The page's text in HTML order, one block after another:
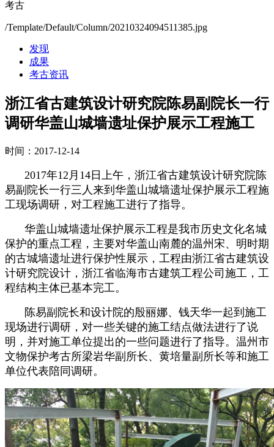
考古
/Template/Default/Column/20210324094511385.jpg
发现
成果
考古资讯
浙江省古建筑设计研究院陈易副院长一行
调研华盖山城墙遗址保护展示工程施工
时间：2017-12-14
2017年12月14日上午，浙江省古建筑设计研究院陈
易副院长一行三人来到华盖山城墙遗址保护展示工程施
工现场调研，对工程施工进行了指导。
华盖山城墙遗址保护展示工程是我市历史文化名城
保护的重点工程，主要对华盖山南麓的温州宋、明时期
的古城墙遗址进行保护性展示，工程由浙江省古建筑设
计研究院设计，浙江省临海市古建筑工程公司施工，工
程结构主体已基本完工。
陈易副院长和设计院的殷丽娜、钱天华一起到施工
现场进行调研，对一些关键的施工结点做法进行了说
明，并对施工单位提出的一些问题进行了指导。温州市
文物保护考古所梁岩华副所长、黄培量副所长等和施工
单位代表陪同调研。